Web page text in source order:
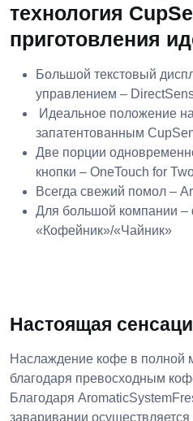
технология
приготовления
Большой текстовый
управлением –
Идеальное положение
запатентованным
Две порции
кнопки – OneTouch for
Всегда свежий помол –
Для большой компании –
«Кофейник»/«Чайник»
Настоящая
Наслаждение кофе в полной
благодаря превосходным
Благодаря
заваривании